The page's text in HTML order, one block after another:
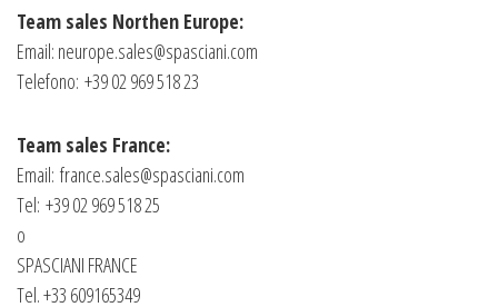
Team sales Northen Europe:
Email: neurope.sales@spasciani.com
Telefono: +39 02 969 518 23
Team sales France:
Email: france.sales@spasciani.com
Tel: +39 02 969 518 25
o
SPASCIANI FRANCE
Tel. +33 609165349